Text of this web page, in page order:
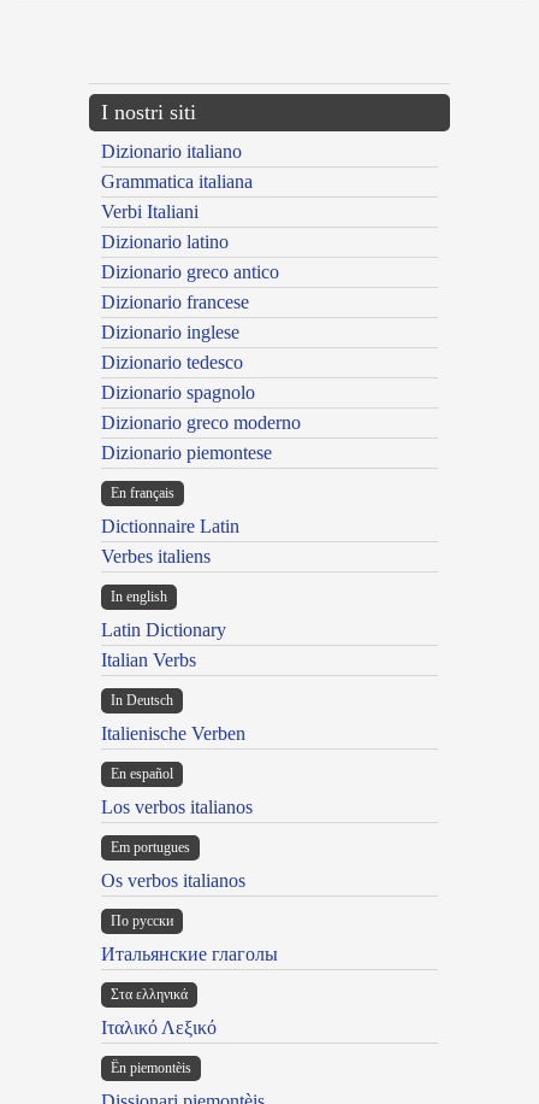
I nostri siti
Dizionario italiano
Grammatica italiana
Verbi Italiani
Dizionario latino
Dizionario greco antico
Dizionario francese
Dizionario inglese
Dizionario tedesco
Dizionario spagnolo
Dizionario greco moderno
Dizionario piemontese
En français
Dictionnaire Latin
Verbes italiens
In english
Latin Dictionary
Italian Verbs
In Deutsch
Italienische Verben
En español
Los verbos italianos
Em portugues
Os verbos italianos
По русски
Итальянские глаголы
Στα ελληνικά
Ιταλικό Λεξικό
Ën piemontèis